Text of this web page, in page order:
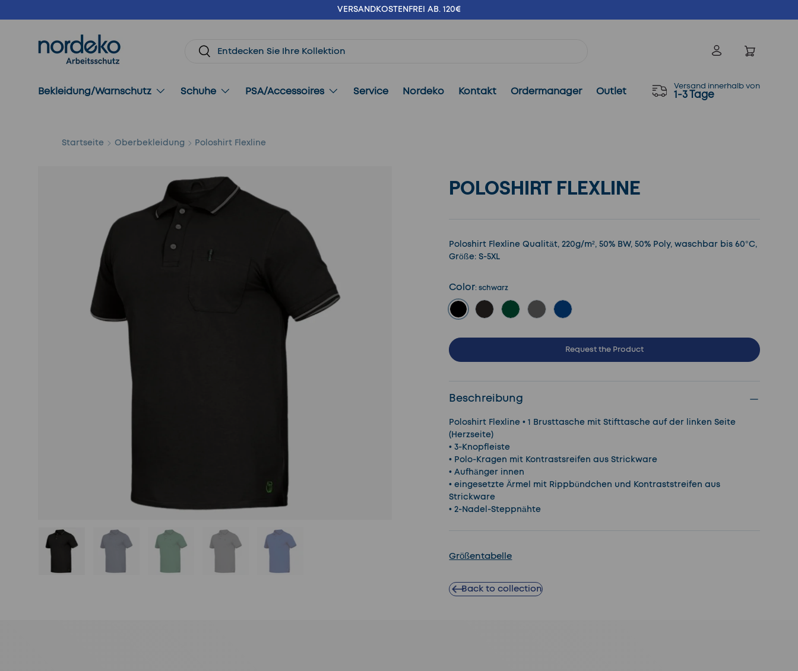
Direkt zum Inhalt
VERSANDKOSTENFREI AB. 120€
Suchen
Suchen Einloggen
Bekleidung/Warnschutz Schuhe PSA/Accessoires Service Nordeko Kontakt Ordermanager Outlet Versand innerhalb von
1-3 Tage
Startseite Oberbekleidung Poloshirt Flexline
POLOSHIRT FLEXLINE
Poloshirt Flexline Qualität, 220g/m², 50% BW, 50% Poly, waschbar bis 60°C,
Größe: S-5XL
Color:schwarz
schwarz
Request the Product
Beschreibung
Poloshirt Flexline • 1 Brusttasche mit Stifttasche auf der linken Seite
(Herzseite)
• 3-Knopfleiste
• Polo-Kragen mit Kontrastsreifen aus Strickware
• Aufhänger innen
• eingesetzte Ärmel mit Rippbündchen und Kontraststreifen aus
Strickware
• 2-Nadel-Steppnähte
Größentabelle
Back to collection